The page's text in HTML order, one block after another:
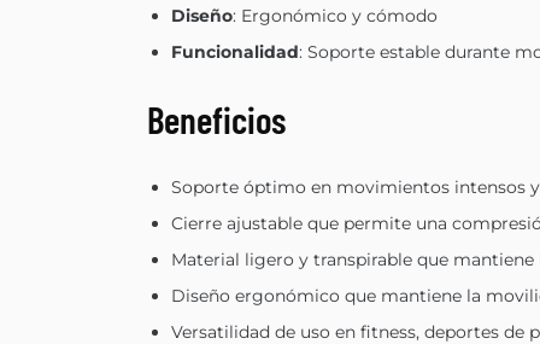
Diseño: Ergonómico y cómodo
Funcionalidad: Soporte estable durante
Beneficios
Soporte óptimo en movimientos intensos
Cierre ajustable que permite una
Material ligero y transpirable que
Diseño ergonómico que mantiene la
Versatilidad de uso en fitness, deportes de